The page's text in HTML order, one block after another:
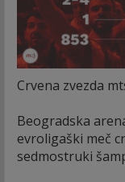
Crvena zvezda
Beogradska
evroligaški meč
sedmostruki